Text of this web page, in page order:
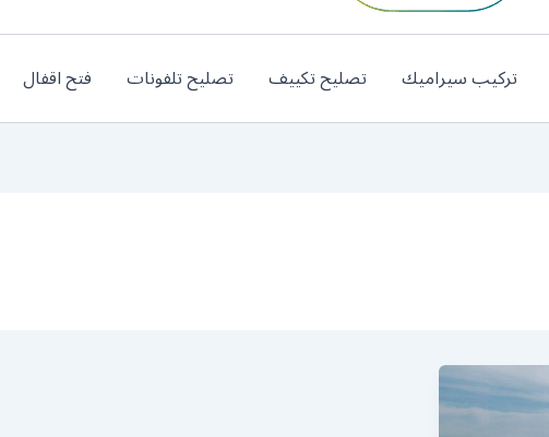
تركيب سيراميك تصليح تكييف تصليح تلفونات فتح اقفال